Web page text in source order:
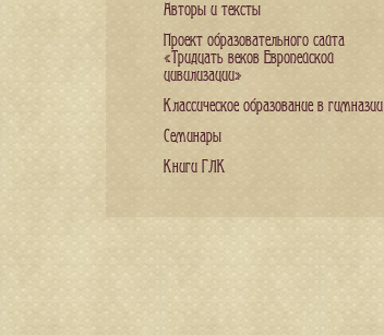
Авторы и тексты
Проект образовательного сайта
«Тридцать веков Европейской
цивилизации»
Классическое образование в гимназии
Семинары
Книги ГЛК